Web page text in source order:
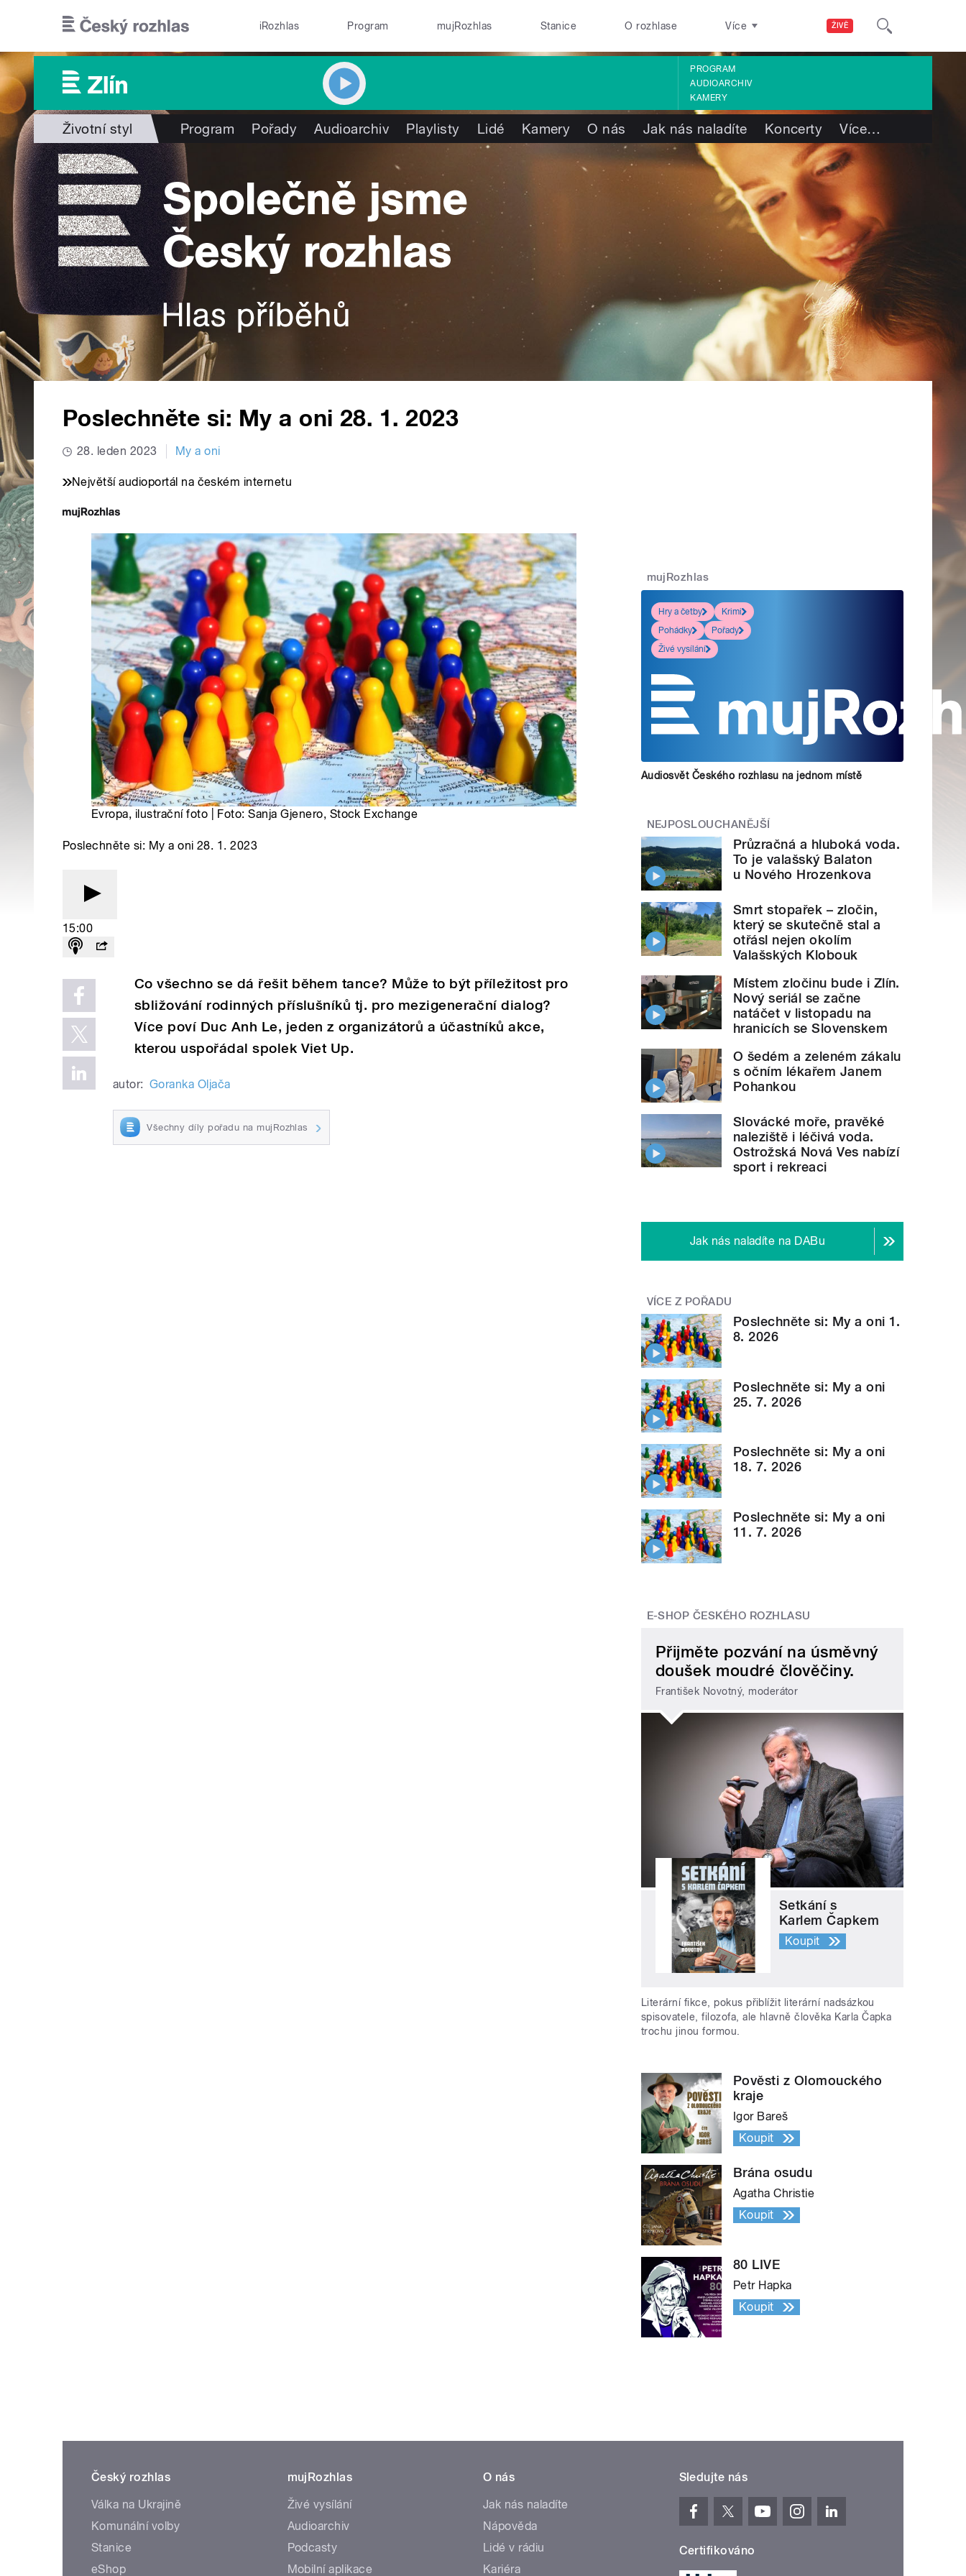
ŽIVĚ
iRozhlas Program mujRozhlas Stanice O rozhlase Více
PROGRAM
AUDIOARCHIV
KAMERY
Životní styl Program Pořady Audioarchiv Playlisty Lidé Kamery O nás Jak nás naladíte Koncerty Více…
Poslechněte si: My a oni 28. 1. 2023
28. leden 2023 My a oni
Největší audioportál na českém internetu
Evropa, ilustrační foto | Foto: Sanja Gjenero, Stock Exchange
Poslechněte si: My a oni 28. 1. 2023
15:00
Co všechno se dá řešit během tance? Může to být příležitost pro
sbližování rodinných příslušníků tj. pro mezigenerační dialog?
Více poví Duc Anh Le, jeden z organizátorů a účastníků akce,
kterou uspořádal spolek Viet Up.
autor: Goranka Oljača
Všechny díly pořadu na mujRozhlas
mujRozhlas
Hry a četby
Krimi
Pohádky
Pořady
Živé vysílání
Audiosvět Českého rozhlasu na jednom místě
NEJPOSLOUCHANĚJŠÍ
Průzračná a hluboká voda.
To je valašský Balaton
u Nového Hrozenkova
Smrt stopařek – zločin,
který se skutečně stal a
otřásl nejen okolím
Valašských Klobouk
Místem zločinu bude i Zlín.
Nový seriál se začne
natáčet v listopadu na
hranicích se Slovenskem
O šedém a zeleném zákalu
s očním lékařem Janem
Pohankou
Slovácké moře, pravěké
naleziště i léčivá voda.
Ostrožská Nová Ves nabízí
sport i rekreaci
Jak nás naladíte na DABu
VÍCE Z POŘADU
Poslechněte si: My a oni 1.
8. 2026
Poslechněte si: My a oni
25. 7. 2026
Poslechněte si: My a oni
18. 7. 2026
Poslechněte si: My a oni
11. 7. 2026
E-SHOP ČESKÉHO ROZHLASU
Přijměte pozvání na úsměvný
doušek moudré člověčiny.
František Novotný, moderátor
Setkání s
Karlem Čapkem
Koupit
Literární fikce, pokus přiblížit literární nadsázkou
spisovatele, filozofa, ale hlavně člověka Karla Čapka
trochu jinou formou.
Pověsti z Olomouckého
kraje
Igor Bareš
Koupit
Brána osudu
Agatha Christie
Koupit
80 LIVE
Petr Hapka
Koupit
Český rozhlas
Válka na Ukrajině
Komunální volby
Stanice
eShop
mujRozhlas
Živé vysílání
Audioarchiv
Podcasty
Mobilní aplikace
O nás
Jak nás naladíte
Nápověda
Lidé v rádiu
Kariéra
Sledujte nás
Certifikováno